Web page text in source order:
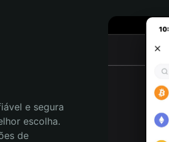
e segura
escolha.
de